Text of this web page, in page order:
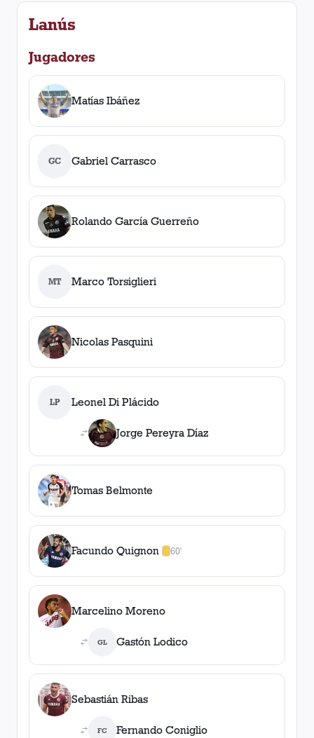
Lanús
Jugadores
Matías Ibáñez
GC Gabriel Carrasco
Rolando García Guerreño
MT Marco Torsiglieri
Nicolas Pasquini
LP Leonel Di Plácido
Jorge Pereyra Díaz
Tomas Belmonte
Facundo Quignon 60'
1amarilla
Marcelino Moreno
GL Gastón Lodico
Sebastián Ribas
FC Fernando Coniglio